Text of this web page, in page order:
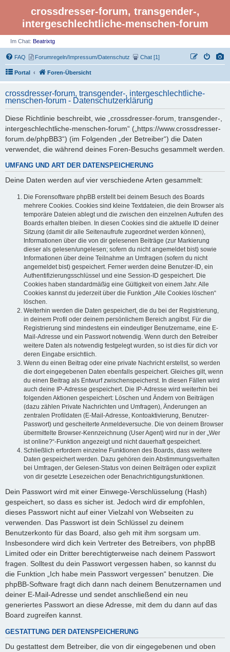
crossdresser-forum, transgender-,
intergeschlechtliche-menschen-forum
Im Chat: Beatrixtg
FAQ Forumregeln/Impressum/Datenschutz Chat [1]
Portal Foren-Übersicht
crossdresser-forum, transgender-, intergeschlechtliche-
menschen-forum - Datenschutzerklärung
Diese Richtlinie beschreibt, wie „crossdresser-forum, transgender-,
intergeschlechtliche-menschen-forum“ („https://www.crossdresser-
forum.de/phpBB3“) (im Folgenden „der Betreiber“) die Daten
verwendet, die während deines Foren-Besuchs gesammelt werden.
UMFANG UND ART DER DATENSPEICHERUNG
Deine Daten werden auf vier verschiedene Arten gesammelt:
Die Forensoftware phpBB erstellt bei deinem Besuch des Boards
mehrere Cookies. Cookies sind kleine Textdateien, die dein Browser als
temporäre Dateien ablegt und die zwischen den einzelnen Aufrufen des
Boards erhalten bleiben. In diesen Cookies sind die aktuelle ID deiner
Sitzung (damit dir alle Seitenaufrufe zugeordnet werden können),
Informationen über die von dir gelesenen Beiträge (zur Markierung
dieser als gelesen/ungelesen; sofern du nicht angemeldet bist) sowie
Informationen über deine Teilnahme an Umfragen (sofern du nicht
angemeldet bist) gespeichert. Ferner werden deine Benutzer-ID, ein
Authentifizierungsschlüssel und eine Session-ID gespeichert. Die
Cookies haben standardmäßig eine Gültigkeit von einem Jahr. Alle
Cookies kannst du jederzeit über die Funktion „Alle Cookies löschen“
löschen.
Weiterhin werden die Daten gespeichert, die du bei der Registrierung,
in deinem Profil oder deinem persönlichem Bereich angibst. Für die
Registrierung sind mindestens ein eindeutiger Benutzername, eine E-
Mail-Adresse und ein Passwort notwendig. Wenn durch den Betreiber
weitere Daten als notwendig festgelegt wurden, so ist dies für dich vor
deren Eingabe ersichtlich.
Wenn du einen Beitrag oder eine private Nachricht erstellst, so werden
die dort eingegebenen Daten ebenfalls gespeichert. Gleiches gilt, wenn
du einen Beitrag als Entwurf zwischenspeicherst. In diesen Fällen wird
auch deine IP-Adresse gespeichert. Die IP-Adresse wird weiterhin bei
folgenden Aktionen gespeichert: Löschen und Ändern von Beiträgen
(dazu zählen Private Nachrichten und Umfragen), Änderungen an
zentralen Profildaten (E-Mail-Adresse, Kontoaktivierung, Benutzer-
Passwort) und gescheiterte Anmeldeversuche. Die von deinem Browser
übermittelte Browser-Kennzeichnung (User Agent) wird nur in der „Wer
ist online?“-Funktion angezeigt und nicht dauerhaft gespeichert.
Schließlich erfordern einzelne Funktionen des Boards, dass weitere
Daten gespeichert werden. Dazu gehören dein Abstimmungsverhalten
bei Umfragen, der Gelesen-Status von deinen Beiträgen oder explizit
von dir gesetzte Lesezeichen oder Benachrichtigungsfunktionen.
Dein Passwort wird mit einer Einwege-Verschlüsselung (Hash)
gespeichert, so dass es sicher ist. Jedoch wird dir empfohlen,
dieses Passwort nicht auf einer Vielzahl von Webseiten zu
verwenden. Das Passwort ist dein Schlüssel zu deinem
Benutzerkonto für das Board, also geh mit ihm sorgsam um.
Insbesondere wird dich kein Vertreter des Betreibers, von phpBB
Limited oder ein Dritter berechtigterweise nach deinem Passwort
fragen. Solltest du dein Passwort vergessen haben, so kannst du
die Funktion „Ich habe mein Passwort vergessen“ benutzen. Die
phpBB-Software fragt dich dann nach deinem Benutzernamen und
deiner E-Mail-Adresse und sendet anschließend ein neu
generiertes Passwort an diese Adresse, mit dem du dann auf das
Board zugreifen kannst.
GESTATTUNG DER DATENSPEICHERUNG
Du gestattest dem Betreiber, die von dir eingegebenen und oben